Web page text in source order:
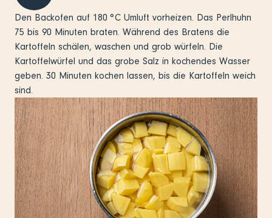
Den Backofen auf 180 °C Umluft vorheizen. Das Perlhuhn
75 bis 90 Minuten braten. Während des Bratens die
Kartoffeln schälen, waschen und grob würfeln. Die
Kartoffelwürfel und das grobe Salz in kochendes Wasser
geben. 30 Minuten kochen lassen, bis die Kartoffeln weich
sind.